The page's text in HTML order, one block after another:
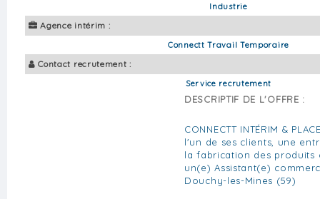
Industrie
Agence intérim :
Connectt Travail Temporaire
Contact recrutement :
Service recrutement
DESCRIPTIF DE L'OFFRE :
CONNECTT INTÉRIM &
l'un de ses clients, une
la fabrication des produits
un(e) Assistant(e)
Douchy-les-Mines (59)